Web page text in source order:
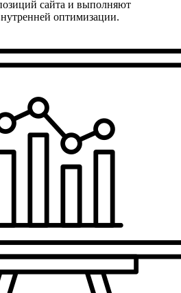
сайта и выполняют
оптимизации.